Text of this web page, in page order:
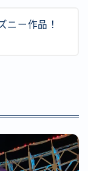
ニー作品！